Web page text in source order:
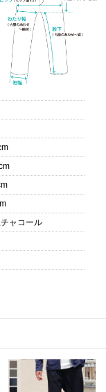
ャコール